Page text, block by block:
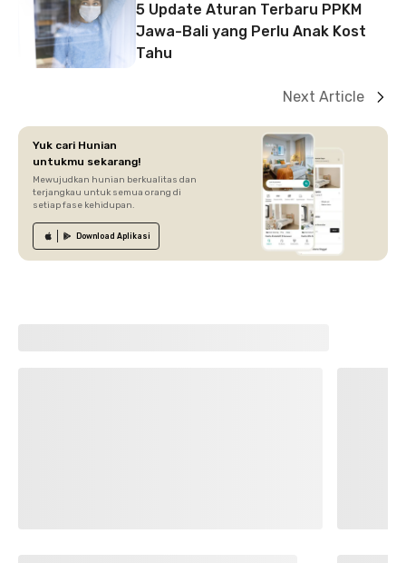
5 Update Aturan Terbaru PPKM
Jawa-Bali yang Perlu Anak Kost
Tahu
Next Article
Yuk cari Hunian
untukmu sekarang!
Mewujudkan hunian berkualitas dan
terjangkau untuk semua orang di
setiap fase kehidupan.
Download Aplikasi